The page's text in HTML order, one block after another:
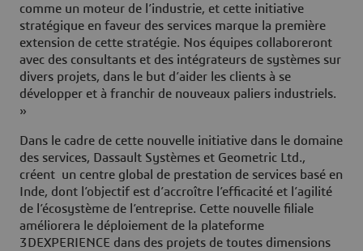
comme un moteur de l’industrie, et cette initiative
stratégique en faveur des services marque la première
extension de cette stratégie. Nos équipes collaboreront
avec des consultants et des intégrateurs de systèmes sur
divers projets, dans le but d’aider les clients à se
développer et à franchir de nouveaux paliers industriels.
»
Dans le cadre de cette nouvelle initiative dans le domaine
des services, Dassault Systèmes et Geometric Ltd.,
créent un centre global de prestation de services basé en
Inde, dont l’objectif est d’accroître l’efficacité et l’agilité
de l’écosystème de l’entreprise. Cette nouvelle filiale
améliorera le déploiement de la plateforme
3DEXPERIENCE dans des projets de toutes dimensions